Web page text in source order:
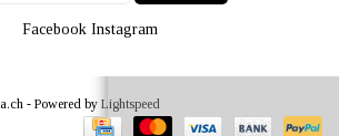
Facebook Instagram
- Powered by Lightspeed